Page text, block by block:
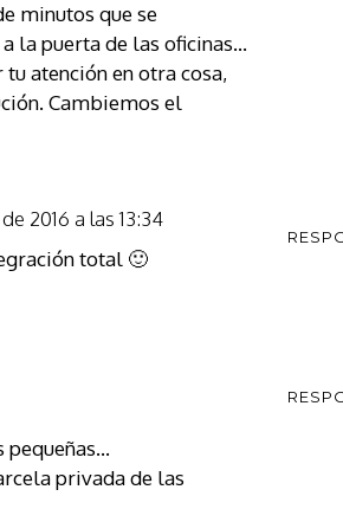
minutos que se
la puerta de las oficinas…
atención en otra cosa,
Cambiemos el
2016 a las 13:34
total 🙂
pequeñas…
privada de las